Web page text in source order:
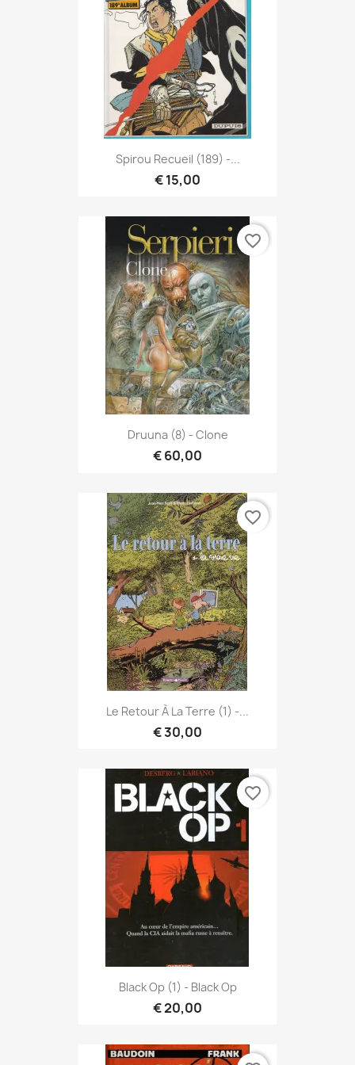
Spirou Recueil (189) -...
€ 15,00
Druuna (8) - Clone
€ 60,00
favorite_border
Le Retour À La Terre (1) -...
€ 30,00
favorite_border
Black Op (1) - Black Op
€ 20,00
favorite_border